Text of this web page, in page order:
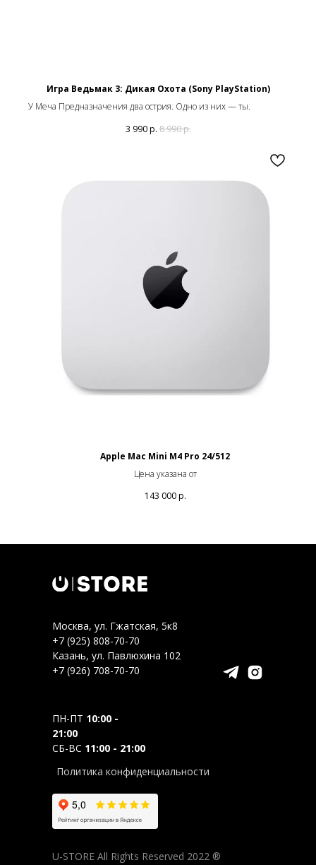
Игра Ведьмак 3: Дикая Охота (Sony PlayStation)
У Меча Предназначения два острия. Одно из них — ты.
3 990 р. 8 990р.
Apple Mac Mini M4 Pro 24/512
Цена указана от
143 000 р.
Москва, ул. Гжатская, 5к8
+7 (925) 808-70-70
Казань, ул. Павлюхина 102
+7 (926) 708-70-70
ПН-ПТ 10:00 -
21:00
СБ-ВС 11:00 - 21:00
U-STORE All Rights Reserved 2022 ®
Политика конфиденциальности